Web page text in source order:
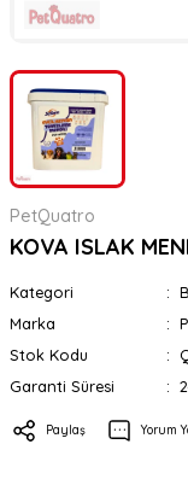
PetQuatro
KOVA ISLAK
Kategori
Marka
Stok Kodu
Garanti Süresi
Paylaş Yorum